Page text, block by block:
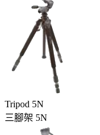
Tripod 5N
三腳架 5N